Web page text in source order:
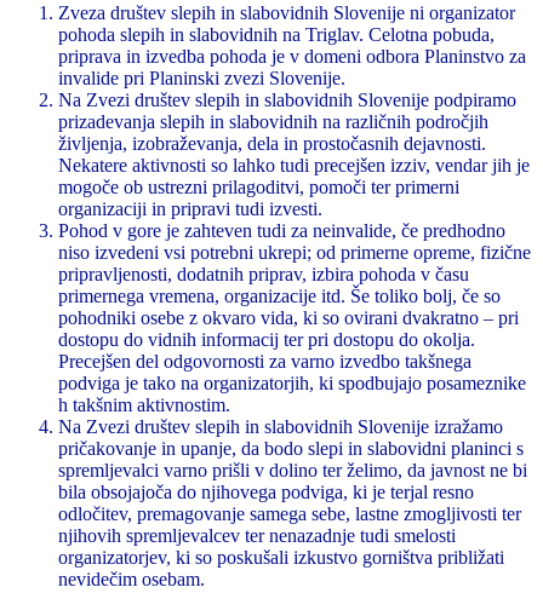
Zveza društev slepih in slabovidnih Slovenije ni organizator
pohoda slepih in slabovidnih na Triglav. Celotna pobuda,
priprava in izvedba pohoda je v domeni odbora Planinstvo za
invalide pri Planinski zvezi Slovenije.
Na Zvezi društev slepih in slabovidnih Slovenije podpiramo
prizadevanja slepih in slabovidnih na različnih področjih
življenja, izobraževanja, dela in prostočasnih dejavnosti.
Nekatere aktivnosti so lahko tudi precejšen izziv, vendar jih je
mogoče ob ustrezni prilagoditvi, pomoči ter primerni
organizaciji in pripravi tudi izvesti.
Pohod v gore je zahteven tudi za neinvalide, če predhodno
niso izvedeni vsi potrebni ukrepi; od primerne opreme, fizične
pripravljenosti, dodatnih priprav, izbira pohoda v času
primernega vremena, organizacije itd. Še toliko bolj, če so
pohodniki osebe z okvaro vida, ki so ovirani dvakratno – pri
dostopu do vidnih informacij ter pri dostopu do okolja.
Precejšen del odgovornosti za varno izvedbo takšnega
podviga je tako na organizatorjih, ki spodbujajo posameznike
h takšnim aktivnostim.
Na Zvezi društev slepih in slabovidnih Slovenije izražamo
pričakovanje in upanje, da bodo slepi in slabovidni planinci s
spremljevalci varno prišli v dolino ter želimo, da javnost ne bi
bila obsojajoča do njihovega podviga, ki je terjal resno
odločitev, premagovanje samega sebe, lastne zmogljivosti ter
njihovih spremljevalcev ter nenazadnje tudi smelosti
organizatorjev, ki so poskušali izkustvo gorništva približati
nevidečim osebam.